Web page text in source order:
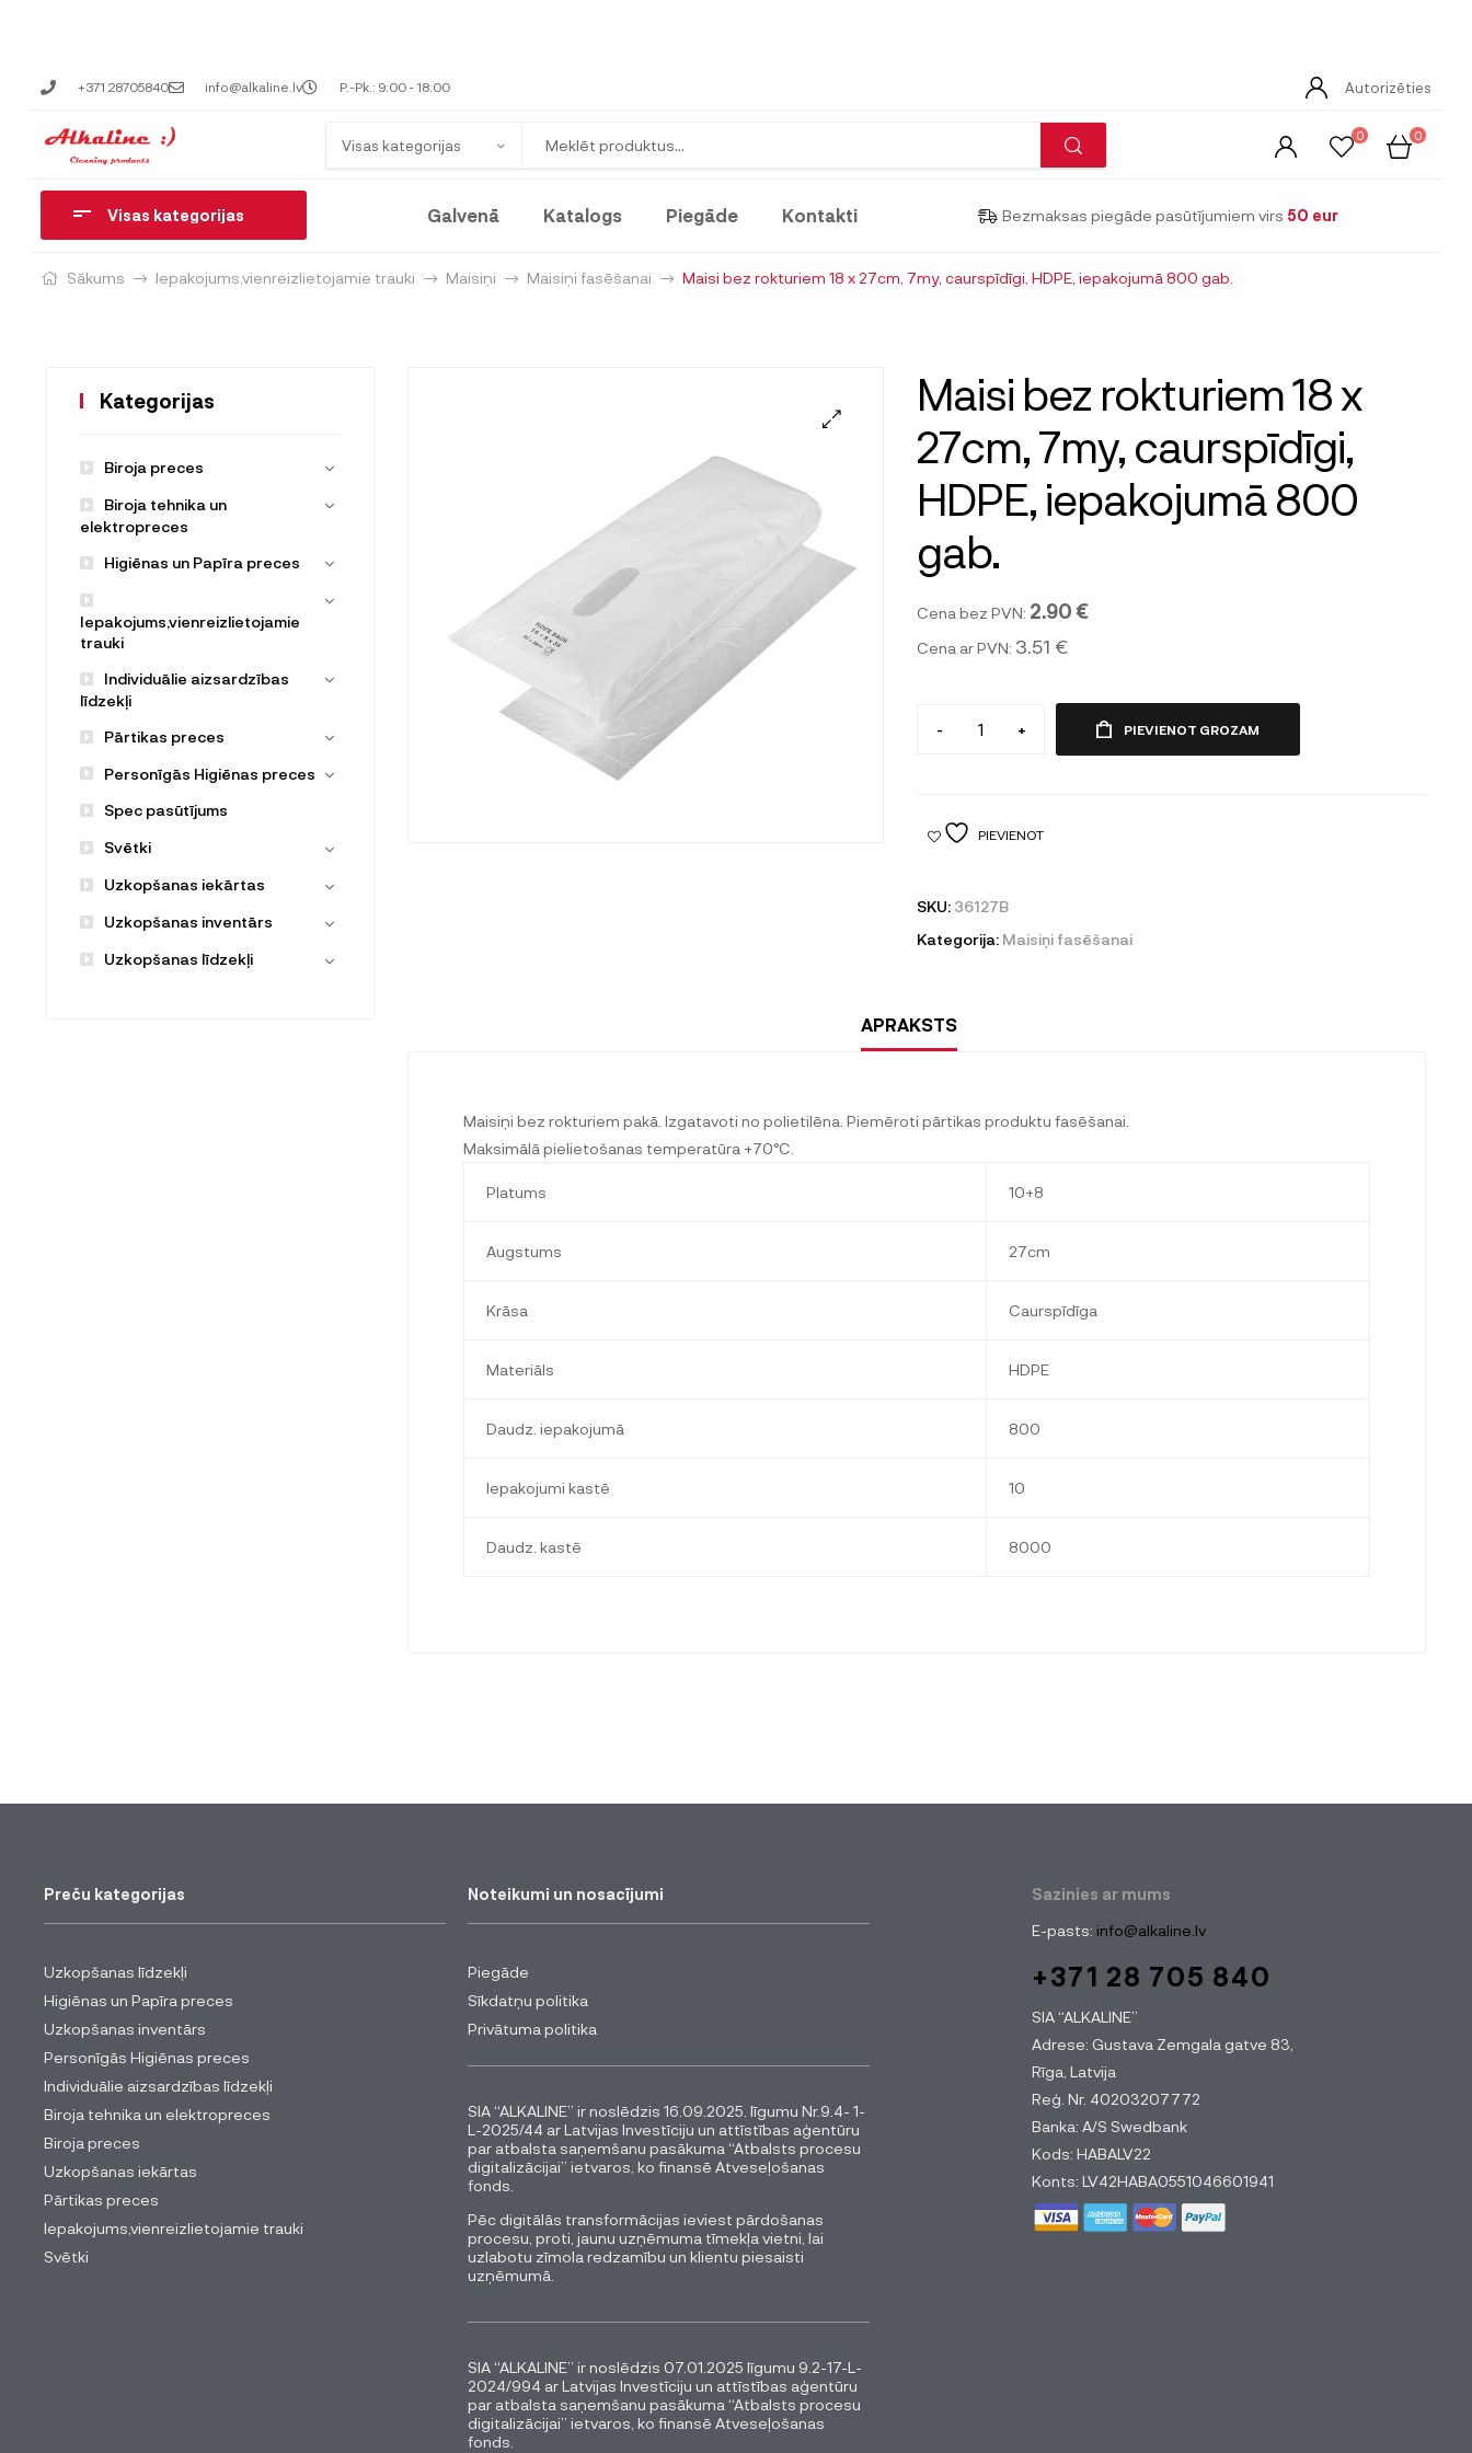
+371 28705840 info@alkaline.lv P.-Pk.: 9:00 - 18:00 Autorizēties
Visas kategorijas
0 0
Visas kategorijas Galvenā Katalogs Piegāde Kontakti Bezmaksas piegāde pasūtījumiem virs 50 eur
Sākums Iepakojums,vienreizlietojamie trauki Maisiņi Maisiņi fasēšanai Maisi bez rokturiem 18 x 27cm, 7my, caurspīdīgi, HDPE, iepakojumā 800 gab.
Maisi bez rokturiem 18 x
27cm, 7my, caurspīdīgi,
HDPE, iepakojumā 800
gab.
Cena bez PVN: 2.90 €
Cena ar PVN: 3.51 €
- + PIEVIENOT GROZAM
PIEVIENOT
SKU: 36127B
Kategorija: Maisiņi fasēšanai
APRAKSTS
Maisiņi bez rokturiem pakā. Izgatavoti no polietilēna. Piemēroti pārtikas produktu fasēšanai.
Maksimālā pielietošanas temperatūra +70°C.
Platums 10+8
Augstums 27cm
Krāsa Caurspīdīga
Materiāls HDPE
Daudz. iepakojumā 800
Iepakojumi kastē 10
Daudz. kastē 8000
Kategorijas
Biroja preces
Biroja tehnika un
elektropreces
Higiēnas un Papīra preces
Iepakojums,vienreizlietojamie
trauki
Individuālie aizsardzības
līdzekļi
Pārtikas preces
Personīgās Higiēnas preces
Spec pasūtījums
Svētki
Uzkopšanas iekārtas
Uzkopšanas inventārs
Uzkopšanas līdzekļi
Preču kategorijas
Uzkopšanas līdzekļi
Higiēnas un Papīra preces
Uzkopšanas inventārs
Personīgās Higiēnas preces
Individuālie aizsardzības līdzekļi
Biroja tehnika un elektropreces
Biroja preces
Uzkopšanas iekārtas
Pārtikas preces
Iepakojums,vienreizlietojamie trauki
Svētki
Noteikumi un nosacījumi
Piegāde
Sīkdatņu politika
Privātuma politika
SIA “ALKALINE” ir noslēdzis 16.09.2025. līgumu Nr.9.4- 1-
L-2025/44 ar Latvijas Investīciju un attīstības aģentūru
par atbalsta saņemšanu pasākuma “Atbalsts procesu
digitalizācijai” ietvaros, ko finansē Atveseļošanas
fonds.
Pēc digitālās transformācijas ieviest pārdošanas
procesu, proti, jaunu uzņēmuma tīmekļa vietni, lai
uzlabotu zīmola redzamību un klientu piesaisti
uzņēmumā.
SIA “ALKALINE” ir noslēdzis 07.01.2025 līgumu 9.2-17-L-
2024/994 ar Latvijas Investīciju un attīstības aģentūru
par atbalsta saņemšanu pasākuma “Atbalsts procesu
digitalizācijai” ietvaros, ko finansē Atveseļošanas
fonds.
Sazinies ar mums
E-pasts: info@alkaline.lv
+371 28 705 840
SIA “ALKALINE”
Adrese: Gustava Zemgala gatve 83,
Rīga, Latvija
Reģ. Nr. 40203207772
Banka: A/S Swedbank
Kods: HABALV22
Konts: LV42HABA0551046601941